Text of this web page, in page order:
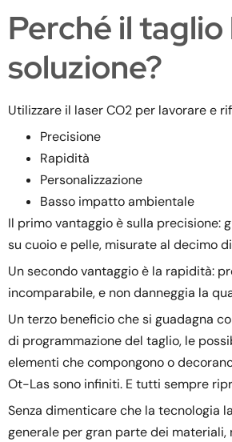
Perché il
soluzione?
Utilizzare il laser CO2 per lavorare e
Precisione
Rapidità
Personalizzazione
Basso impatto ambientale
Il primo vantaggio è sulla precisione:
su cuoio e pelle, misurate al decimo
Un secondo vantaggio è la rapidità:
incomparabile, e non danneggia la
Un terzo beneficio che si guadagna
di programmazione del taglio, le
elementi che compongono o
Ot-Las sono infiniti. E tutti sempre
Senza dimenticare che la tecnologia
generale per gran parte dei